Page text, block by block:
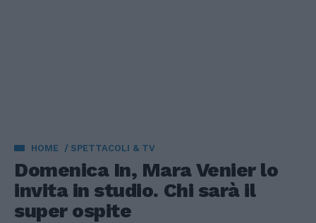
HOME SPETTACOLI & TV
Domenica In, Mara Venier lo
invita in studio. Chi sarà il
super ospite